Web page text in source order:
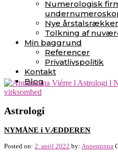
Numerologisk
Nye årstalsrækker
Tolkning af
Min baggrund
Referencer
Privatlivspolitik
Kontakt
Blog
Astrologi
NYMÅNE i VÆDDEREN
Posted on: 2. april 2022 by: Anneminna